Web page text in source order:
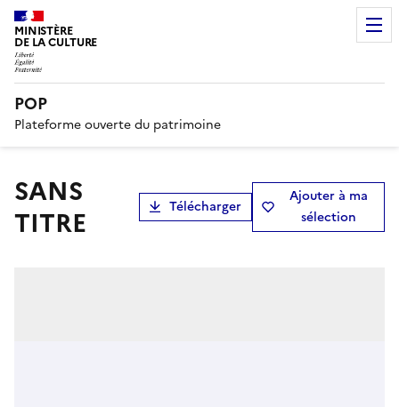
MINISTÈRE
DE LA CULTURE
POP
Plateforme ouverte du patrimoine
SANS
TITRE
Télécharger
Ajouter à ma
sélection